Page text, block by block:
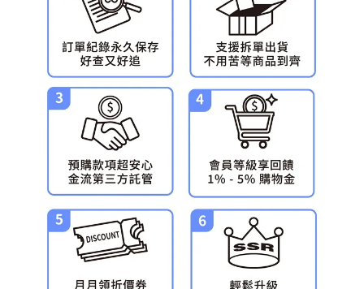
東海門市自取，需自備購物袋取貨唷。